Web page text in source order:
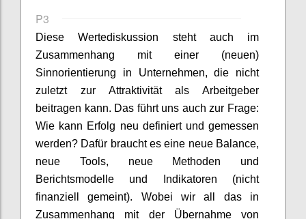
P3
Diese Wertediskussion steht auch im
Zusammenhang mit einer (neuen)
Sinnorientierung in
Unternehmen, die nicht
zuletzt zur Attraktivität als Arbeitgeber
beitragen kann. Das führt uns auch zur Frage:
Wie kann Erfolg neu definiert und gemessen
werden? Dafür braucht es eine neue Balance,
neue Tools, neue Methoden und
Berichtsmodelle und Indikatoren (nicht
finanziell
gemeint). Wobei wirall das in
Zusammenhang mit der Übernahme von